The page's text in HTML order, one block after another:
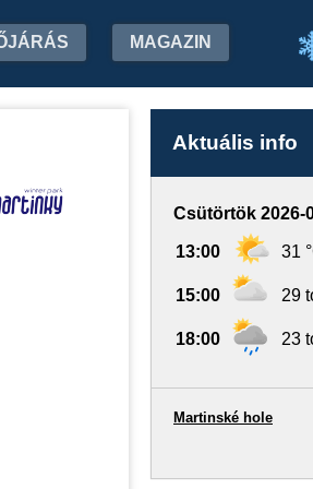
MAGAZIN
Aktuális info
Csütörtök 2026-
13:00 31
15:00 29
18:00 23
Martinské hole